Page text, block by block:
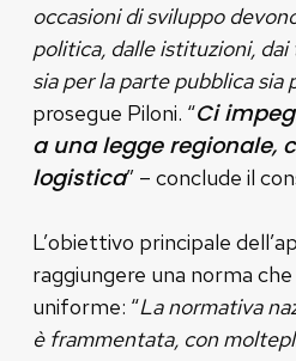
occasioni di sviluppo
politica, dalle istituzioni,
sia per la parte pubblica sia
prosegue Piloni. “Ci
a una legge regionale,
logistica” – conclude il
L’obiettivo principale
raggiungere una norma
uniforme: “La normativa
è frammentata, con